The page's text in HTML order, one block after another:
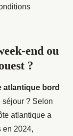
end ou
?
atlantique bord
séjour ? Selon
atlantique a
en 2024,